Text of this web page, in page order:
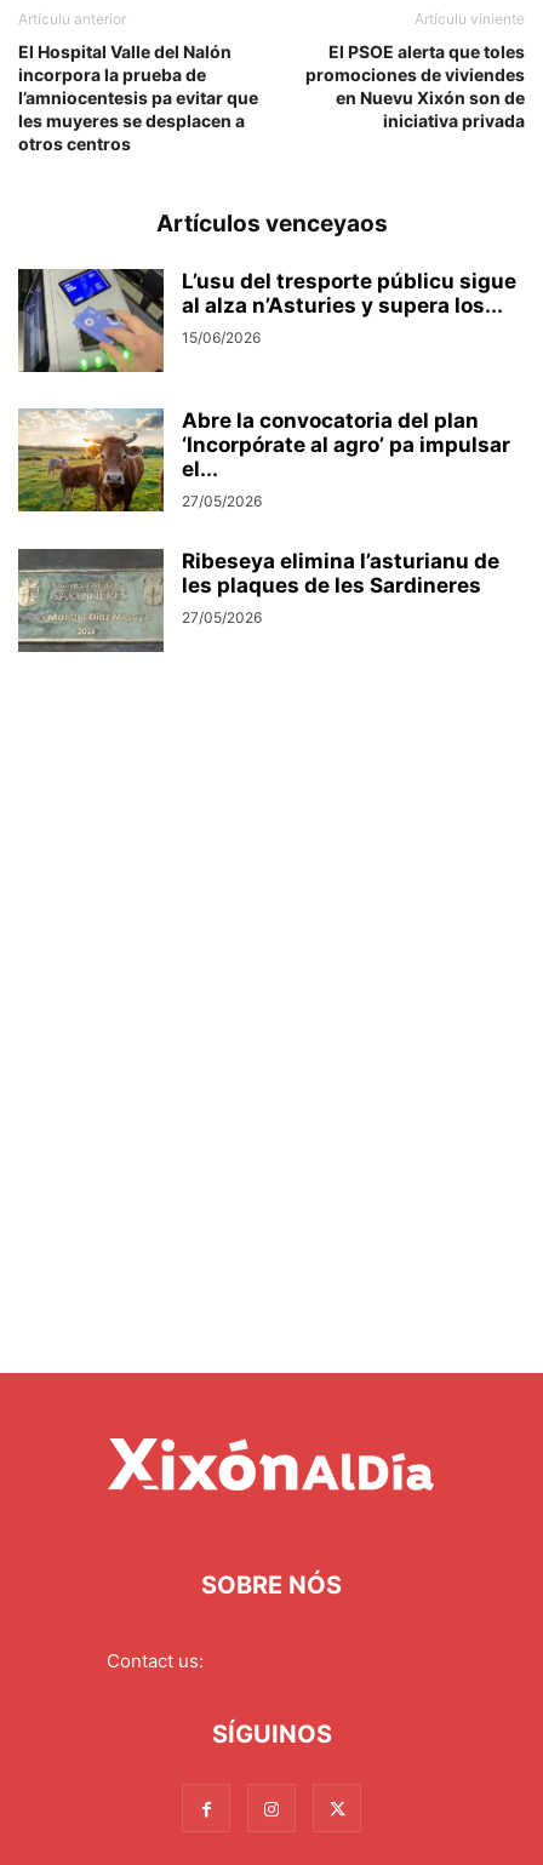
Artículu anterior
El Hospital Valle del Nalón
incorpora la prueba de
l’amniocentesis pa evitar que
les muyeres se desplacen a
otros centros
Artículu viniente
El PSOE alerta que toles
promociones de viviendes
en Nuevu Xixón son de
iniciativa privada
Artículos venceyaos
L’usu del tresporte públicu sigue
al alza n’Asturies y supera los...
15/06/2026
Abre la convocatoria del plan
‘Incorpórate al agro’ pa impulsar
el...
27/05/2026
Ribeseya elimina l’asturianu de
les plaques de les Sardineres
27/05/2026
SOBRE NÓS
Contact us:
SÍGUINOS